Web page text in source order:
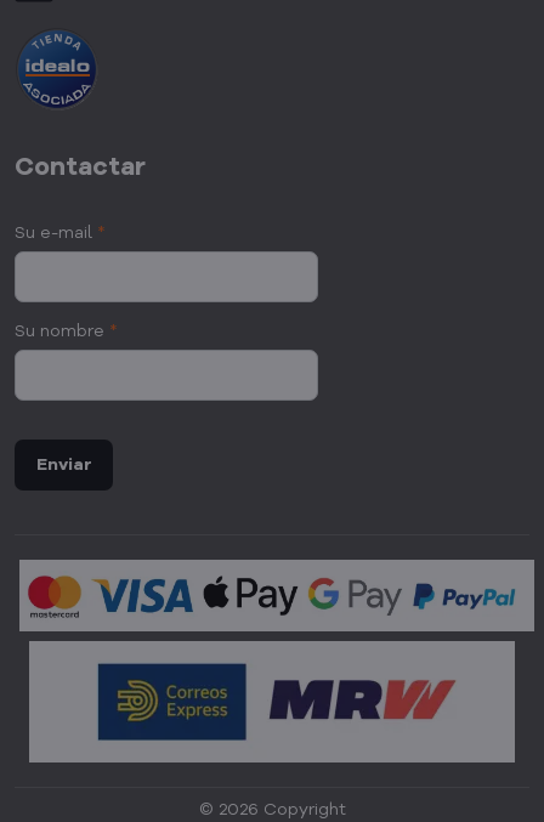
Contactar
Su e-mail *
Su nombre *
Enviar
© 2026 Copyright